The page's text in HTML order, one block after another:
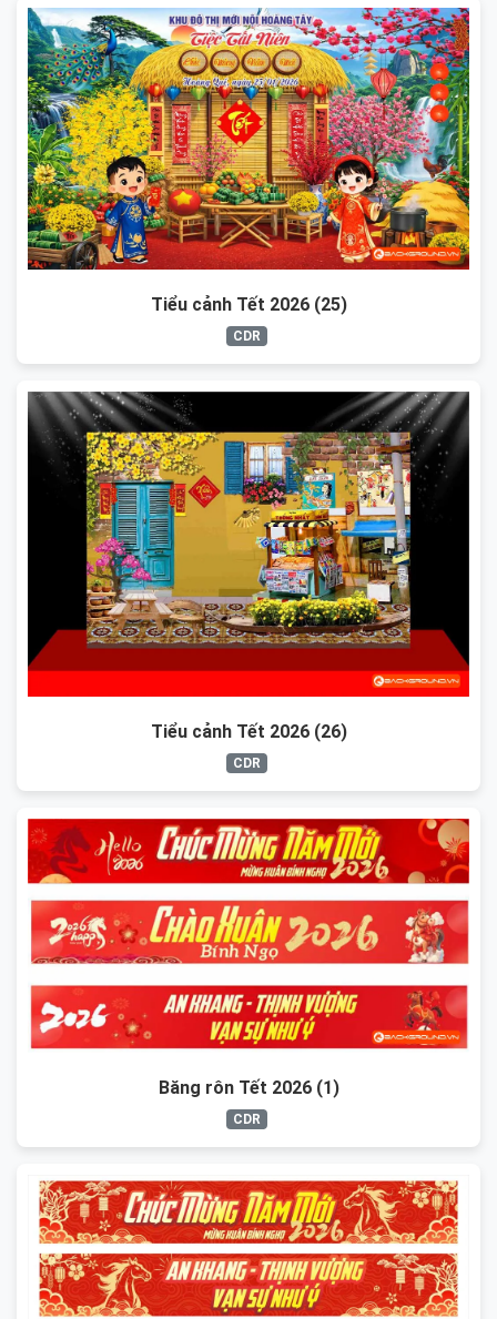
Tiểu cảnh Tết 2026 (25)
CDR
Tiểu cảnh Tết 2026 (26)
CDR
Băng rôn Tết 2026 (1)
CDR